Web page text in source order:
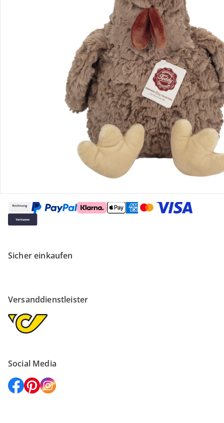
Gutscheine & Aktionen
Kontakt & Service
Filialen & Beratung
Sicher einkaufen
Versanddienstleister
Social Media